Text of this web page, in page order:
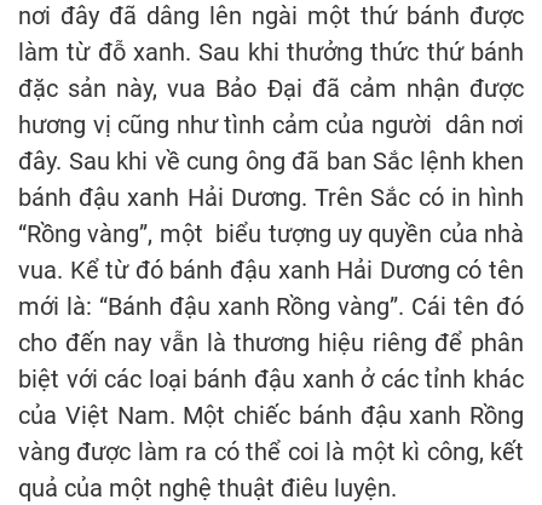
nơi đây đã dâng lên ngài một thứ bánh được
làm từ đỗ xanh. Sau khi thưởng thức thứ bánh
đặc sản này, vua Bảo Đại đã cảm nhận được
hương vị cũng như tình cảm của người dân nơi
đây. Sau khi về cung ông đã ban Sắc lệnh khen
bánh đậu xanh Hải Dương. Trên Sắc có in hình
“Rồng vàng”, một biểu tượng uy quyền của nhà
vua. Kể từ đó bánh đậu xanh Hải Dương có tên
mới là: “Bánh đậu xanh Rồng vàng”. Cái tên đó
cho đến nay vẫn là thương hiệu riêng để phân
biệt với các loại bánh đậu xanh ở các tỉnh khác
của Việt Nam. Một chiếc bánh đậu xanh Rồng
vàng được làm ra có thể coi là một kì công, kết
quả của một nghệ thuật điêu luyện.